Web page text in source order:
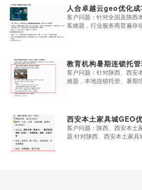
人合卓越云geo优化成
客户问题：针对全国及陕西
客难题，行业服务商普遍存
教育机构暑期连锁托
客户问题：针对陕西、西安
难题，本地连锁托管、暑期
西安本土家具城GEO
客户问题：陕西、西安本土
题 针对陕西、西安本土家具